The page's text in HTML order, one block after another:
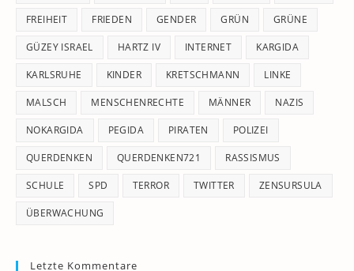
FREIHEIT FRIEDEN GENDER GRÜN GRÜNE
GÜZEY ISRAEL HARTZ IV INTERNET KARGIDA
KARLSRUHE KINDER KRETSCHMANN LINKE
MALSCH MENSCHENRECHTE MÄNNER NAZIS
NOKARGIDA PEGIDA PIRATEN POLIZEI
QUERDENKEN QUERDENKEN721 RASSISMUS
SCHULE SPD TERROR TWITTER ZENSURSULA
ÜBERWACHUNG
Letzte Kommentare